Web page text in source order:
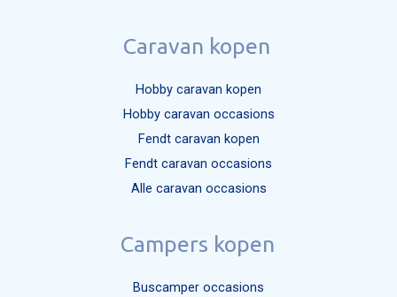
Caravan kopen
Hobby caravan kopen
Hobby caravan occasions
Fendt caravan kopen
Fendt caravan occasions
Alle caravan occasions
Campers kopen
Buscamper occasions